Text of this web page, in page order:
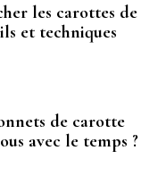
les carottes de
et techniques
de carotte
avec le temps ?